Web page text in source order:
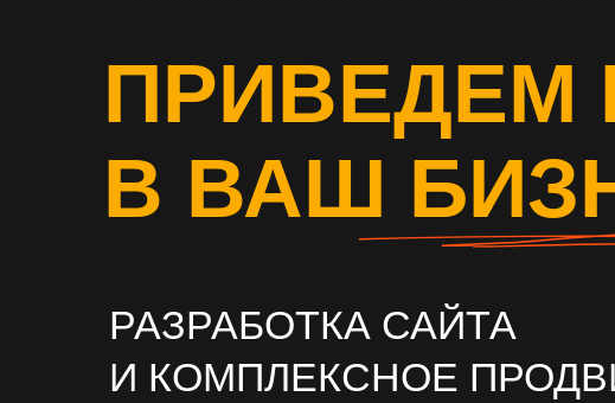
ПРИВЕДЕМ
В ВАШ
РАЗРАБОТКА САЙТА
И КОМПЛЕКСНОЕ